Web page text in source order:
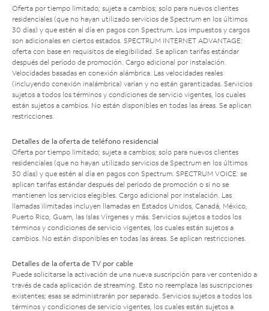
Oferta por tiempo limitado; sujeta a cambios; solo para nuevos clientes
residenciales (que no hayan utilizado servicios de Spectrum en los últimos
30 días) y que estén al día en pagos con Spectrum. Los impuestos y cargos
son adicionales en ciertos estados. SPECTRUM INTERNET ADVANTAGE:
oferta con base en requisitos de elegibilidad. Se aplican tarifas estándar
después del período de promoción. Cargo adicional por instalación.
Velocidades basadas en conexión alámbrica. Las velocidades reales
(incluyendo conexión inalámbrica) varían y no están garantizadas. Servicios
sujetos a todos los términos y condiciones de servicio vigentes, los cuales
están sujetos a cambios. No están disponibles en todas las áreas. Se aplican
restricciones.
Detalles de la oferta de teléfono residencial
Oferta por tiempo limitado; sujeta a cambios; solo para nuevos clientes
residenciales (que no hayan utilizado servicios de Spectrum en los últimos
30 días) y que estén al día en pagos con Spectrum. SPECTRUM VOICE: se
aplican tarifas estándar después del período de promoción o si no se
mantienen los servicios elegibles. Cargo adicional por instalación. Las
llamadas ilimitadas incluyen llamadas en Estados Unidos, Canadá, México,
Puerto Rico, Guam, las Islas Vírgenes y más. Servicios sujetos a todos los
términos y condiciones de servicio vigentes, los cuales están sujetos a
cambios. No están disponibles en todas las áreas. Se aplican restricciones.
Detalles de la oferta de TV por cable
Puede solicitarse la activación de una nueva suscripción para ver contenido a
través de cada aplicación de streaming. Esto no reemplaza las suscripciones
existentes; esas se administrarán por separado. Servicios sujetos a todos los
términos y condiciones de servicio vigentes, los cuales están sujetos a